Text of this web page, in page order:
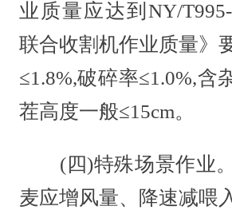
业质量应达到NY/
联合收割机作业质量》
≤1.8%,破碎率≤1.0%,含
茬高度一般≤15cm。
(四)特殊场景作业。
麦应增风量、降速减喂